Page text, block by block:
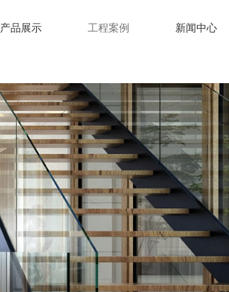
产品展示 工程案例 新闻中心